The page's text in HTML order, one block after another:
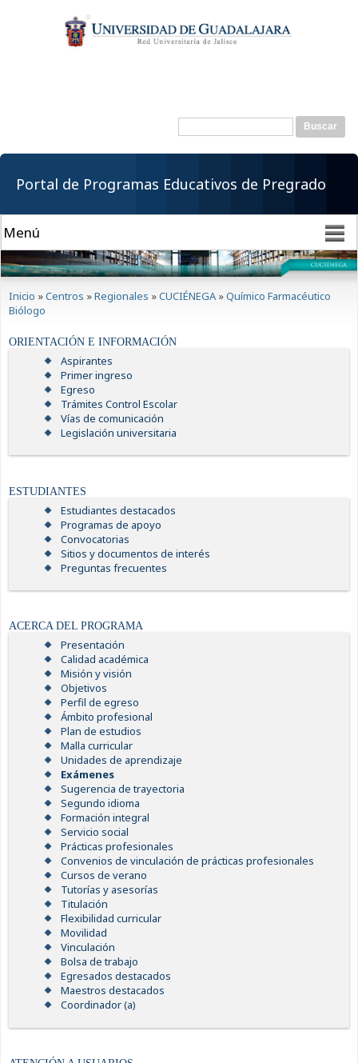
contenido
principal
Formulario de
Buscar
Portal de Programas Educativos de Pregrado
Inicio »Centros »Regionales »CUCIÉNEGA »Químico Farmacéutico
Biólogo
ORIENTACIÓN E INFORMACIÓN
Aspirantes
Primer ingreso
Egreso
Trámites Control Escolar
Vías de comunicación
Legislación universitaria
ESTUDIANTES
Estudiantes destacados
Programas de apoyo
Convocatorias
Sitios y documentos de interés
Preguntas frecuentes
ACERCA DEL PROGRAMA
Presentación
Calidad académica
Misión y visión
Objetivos
Perfil de egreso
Ámbito profesional
Plan de estudios
Malla curricular
Unidades de aprendizaje
Exámenes
Sugerencia de trayectoria
Segundo idioma
Formación integral
Servicio social
Prácticas profesionales
Convenios de vinculación de prácticas profesionales
Cursos de verano
Tutorías y asesorías
Titulación
Flexibilidad curricular
Movilidad
Vinculación
Bolsa de trabajo
Egresados destacados
Maestros destacados
Coordinador (a)